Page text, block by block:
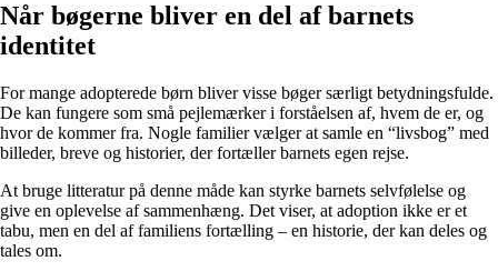
Når bøgerne bliver en del af barnets
identitet
For mange adopterede børn bliver visse bøger særligt betydningsfulde.
De kan fungere som små pejlemærker i forståelsen af, hvem de er, og
hvor de kommer fra. Nogle familier vælger at samle en “livsbog” med
billeder, breve og historier, der fortæller barnets egen rejse.
At bruge litteratur på denne måde kan styrke barnets selvfølelse og
give en oplevelse af sammenhæng. Det viser, at adoption ikke er et
tabu, men en del af familiens fortælling – en historie, der kan deles og
tales om.